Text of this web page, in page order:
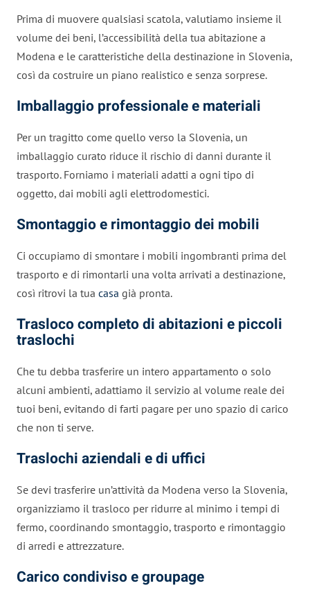
Prima di muovere qualsiasi scatola, valutiamo insieme il
volume dei beni, l’accessibilità della tua abitazione a
Modena e le caratteristiche della destinazione in Slovenia,
così da costruire un piano realistico e senza sorprese.
Imballaggio professionale e materiali
Per un tragitto come quello verso la Slovenia, un
imballaggio curato riduce il rischio di danni durante il
trasporto. Forniamo i materiali adatti a ogni tipo di
oggetto, dai mobili agli elettrodomestici.
Smontaggio e rimontaggio dei mobili
Ci occupiamo di smontare i mobili ingombranti prima del
trasporto e di rimontarli una volta arrivati a destinazione,
così ritrovi la tua casa già pronta.
Trasloco completo di abitazioni e piccoli
traslochi
Che tu debba trasferire un intero appartamento o solo
alcuni ambienti, adattiamo il servizio al volume reale dei
tuoi beni, evitando di farti pagare per uno spazio di carico
che non ti serve.
Traslochi aziendali e di uffici
Se devi trasferire un’attività da Modena verso la Slovenia,
organizziamo il trasloco per ridurre al minimo i tempi di
fermo, coordinando smontaggio, trasporto e rimontaggio
di arredi e attrezzature.
Carico condiviso e groupage